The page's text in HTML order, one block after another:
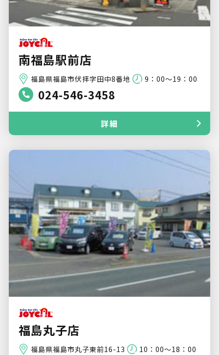
南福島駅前店
福島県福島市伏拝字田中8番地 9：00～19：00
024-546-3458
詳細
福島丸子店
福島県福島市丸子東前16-13 10：00～18：00